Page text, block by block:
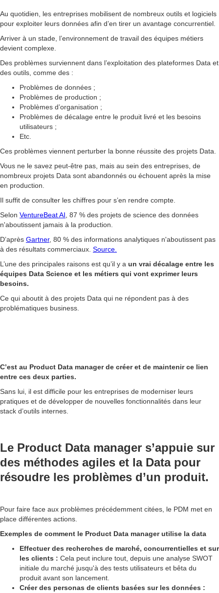
Au quotidien, les entreprises mobilisent de nombreux outils et logiciels
pour exploiter leurs données afin d’en tirer un avantage concurrentiel.
Arriver à un stade, l’environnement de travail des équipes métiers
devient complexe.
Des problèmes surviennent dans l’exploitation des plateformes Data et
des outils, comme des :
Problèmes de données ;
Problèmes de production ;
Problèmes d’organisation ;
Problèmes de décalage entre le produit livré et les besoins
utilisateurs ;
Etc.
Ces problèmes viennent perturber la bonne réussite des projets Data.
Vous ne le savez peut-être pas, mais au sein des entreprises, de
nombreux projets Data sont abandonnés ou échouent après la mise
en production.
Il suffit de consulter les chiffres pour s’en rendre compte.
Selon VentureBeat AI , 87 % des projets de science des données
n'aboutissent jamais à la production.
D’après Gartner, 80 % des informations analytiques n'aboutissent pas
à des résultats commerciaux. Source.
L’une des principales raisons est qu’il y a un vrai décalage entre les
équipes Data Science et les métiers qui vont exprimer leurs
besoins.
Ce qui aboutit à des projets Data qui ne répondent pas à des
problématiques business.
C’est au Product Data manager de créer et de maintenir ce lien
entre ces deux parties.
Sans lui, il est difficile pour les entreprises de moderniser leurs
pratiques et de développer de nouvelles fonctionnalités dans leur
stack d’outils internes.
Le Product Data manager s’appuie sur
des méthodes agiles et la Data pour
résoudre les problèmes d’un produit.
Pour faire face aux problèmes précédemment citées, le PDM met en
place différentes actions.
Exemples de comment le Product Data manager utilise la data
Effectuer des recherches de marché, concurrentielles et sur
les clients : Cela peut inclure tout, depuis une analyse SWOT
initiale du marché jusqu'à des tests utilisateurs et bêta du
produit avant son lancement.
Créer des personas de clients basées sur les données :